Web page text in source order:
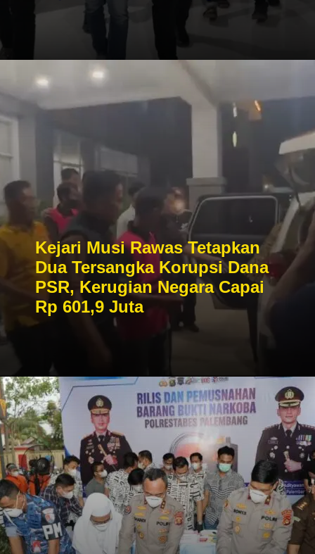
Kejari Musi Rawas Tetapkan
Dua Tersangka Korupsi Dana
PSR, Kerugian Negara Capai
Rp 601,9 Juta